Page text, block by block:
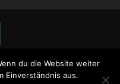
du die Website weiter
Einverständnis aus.